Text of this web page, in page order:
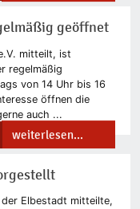
geöffnet
mitteilt, ist
regelmäßig
von 14 Uhr bis 16
öffnen die
auch ...
weiterlesen...
Elbestadt mitteilte,